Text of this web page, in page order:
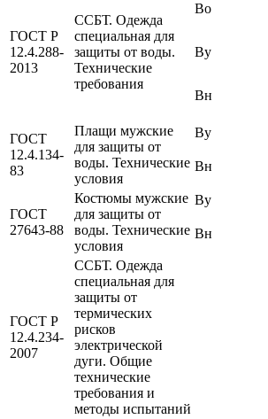
ГОСТ Р
12.4.288-
2013
ССБТ. Одежда
специальная для
защиты от воды.
Технические
требования
Во
Ву
Вн
ГОСТ
12.4.134-
83
Плащи мужские
для защиты от
воды. Технические
условия
Ву
Вн
ГОСТ
27643-88
Костюмы мужские
для защиты от
воды. Технические
условия
Ву
Вн
ГОСТ Р
12.4.234-
2007
ССБТ. Одежда
специальная для
защиты от
термических
рисков
электрической
дуги. Общие
технические
требования и
методы испытаний